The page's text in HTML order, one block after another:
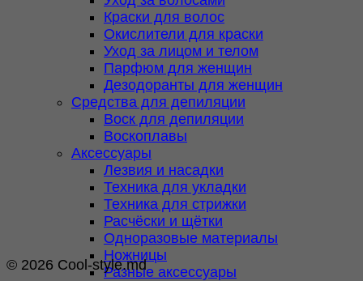
Краски для волос
Окислители для краски
Уход за лицом и телом
Парфюм для женщин
Дезодоранты для женщин
Средства для депиляции
Воск для депиляции
Воскоплавы
Аксессуары
Лезвия и насадки
Техника для укладки
Техника для стрижки
Расчёски и щётки
Одноразовые материалы
Ножницы
Разные аксессуары
© 2026 Cool-style.md